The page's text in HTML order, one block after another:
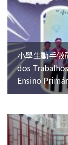
小學生動手做
dos
Ensino